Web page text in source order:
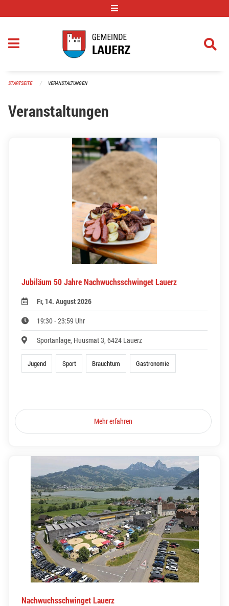
STARTSEITE VERANSTALTUNGEN
Veranstaltungen
Jubiläum 50 Jahre Nachwuchsschwinget Lauerz
Fr, 14. August 2026
19:30 - 23:59 Uhr
Sportanlage, Huusmat 3, 6424 Lauerz
Jugend Sport Brauchtum Gastronomie
Mehr erfahren
Nachwuchsschwinget Lauerz